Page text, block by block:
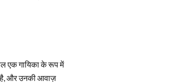
एक गायिका के रूप में
है, और उनकी आवाज़